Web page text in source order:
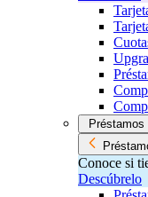
Préstamos
Conoce si
Descúbrelo